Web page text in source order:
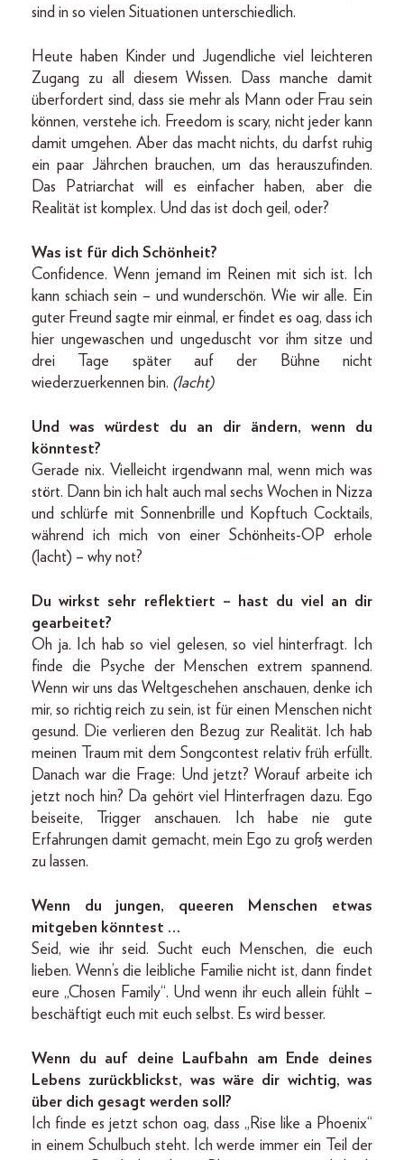
sind in so vielen Situationen unterschiedlich.
Heute haben Kinder und Jugendliche viel leichteren
Zugang zu all diesem Wissen. Dass manche damit
überfordert sind, dass sie mehr als Mann oder Frau sein
können, verstehe ich. Freedom is scary, nicht jeder kann
damit umgehen. Aber das macht nichts, du darfst ruhig
ein paar Jährchen brauchen, um das herauszufinden.
Das Patriarchat will es einfacher haben, aber die
Realität ist komplex. Und das ist doch geil, oder?
Was ist für dich Schönheit?
Confidence. Wenn jemand im Reinen mit sich ist. Ich
kann schiach sein – und wunderschön. Wie wir alle. Ein
guter Freund sagte mir einmal, er findet es oag, dass ich
hier ungewaschen und ungeduscht vor ihm sitze und
drei Tage später auf der Bühne nicht
wiederzuerkennen bin. (lacht)
Und was würdest du an dir ändern, wenn du
könntest?
Gerade nix. Vielleicht irgendwann mal, wenn mich was
stört. Dann bin ich halt auch mal sechs Wochen in Nizza
und schlürfe mit Sonnenbrille und Kopftuch Cocktails,
während ich mich von einer Schönheits-OP erhole
(lacht) – why not?
Du wirkst sehr reflektiert – hast du viel an dir
gearbeitet?
Oh ja. Ich hab so viel gelesen, so viel hinterfragt. Ich
finde die Psyche der Menschen extrem spannend.
Wenn wir uns das Weltgeschehen anschauen, denke ich
mir, so richtig reich zu sein, ist für einen Menschen nicht
gesund. Die verlieren den Bezug zur Realität. Ich hab
meinen Traum mit dem Songcontest relativ früh erfüllt.
Danach war die Frage: Und jetzt? Worauf arbeite ich
jetzt noch hin? Da gehört viel Hinterfragen dazu. Ego
beiseite, Trigger anschauen. Ich habe nie gute
Erfahrungen damit gemacht, mein Ego zu groß werden
zu lassen.
Wenn du jungen, queeren Menschen etwas
mitgeben könntest …
Seid, wie ihr seid. Sucht euch Menschen, die euch
lieben. Wenn’s die leibliche Familie nicht ist, dann findet
eure „Chosen Family“. Und wenn ihr euch allein fühlt –
beschäftigt euch mit euch selbst. Es wird besser.
Wenn du auf deine Laufbahn am Ende deines
Lebens zurückblickst, was wäre dir wichtig, was
über dich gesagt werden soll?
Ich finde es jetzt schon oag, dass „Rise like a Phoenix“
in einem Schulbuch steht. Ich werde immer ein Teil der